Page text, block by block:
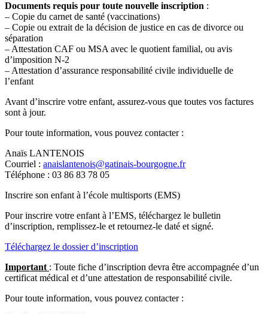
Documents requis pour toute nouvelle inscription :
– Copie du carnet de santé (vaccinations)
– Copie ou extrait de la décision de justice en cas de divorce ou
séparation
– Attestation CAF ou MSA avec le quotient familial, ou avis
d’imposition N-2
– Attestation d’assurance responsabilité civile individuelle de
l’enfant
Avant d’inscrire votre enfant, assurez-vous que toutes vos factures
sont à jour.
Pour toute information, vous pouvez contacter :
Anaïs LANTENOIS
Courriel : anaislantenois@gatinais-bourgogne.fr
Téléphone : 03 86 83 78 05
Inscrire son enfant à l’école multisports (EMS)
Pour inscrire votre enfant à l’EMS, téléchargez le bulletin
d’inscription, remplissez-le et retournez-le daté et signé.
Téléchargez le dossier d’inscription
Important : Toute fiche d’inscription devra être accompagnée d’un
certificat médical et d’une attestation de responsabilité civile.
Pour toute information, vous pouvez contacter :